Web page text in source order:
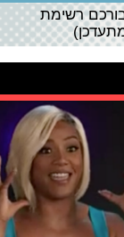
רשימת